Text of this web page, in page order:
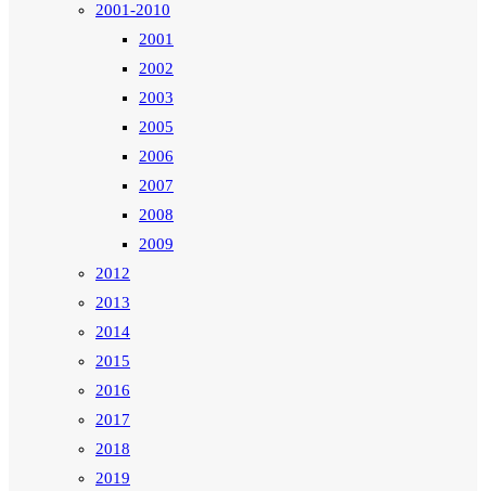
2001-2010
2001
2002
2003
2005
2006
2007
2008
2009
2012
2013
2014
2015
2016
2017
2018
2019